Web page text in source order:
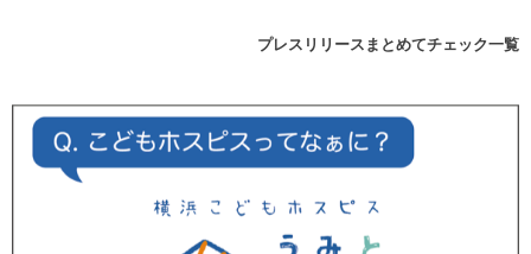
プレスリリースまとめてチェック一覧